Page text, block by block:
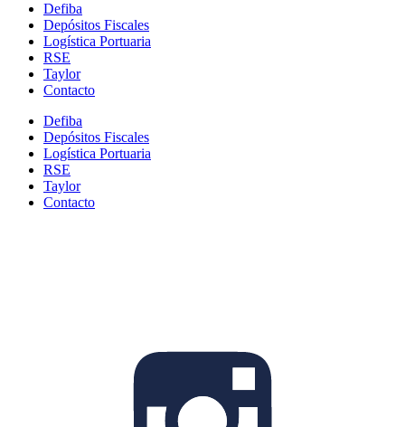
Defiba
Depósitos Fiscales
Logística Portuaria
RSE
Taylor
Contacto
Defiba
Depósitos Fiscales
Logística Portuaria
RSE
Taylor
Contacto